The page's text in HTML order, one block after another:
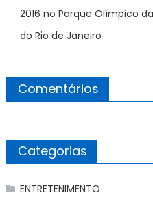
2016 no Parque Olímpico
do Rio de Janeiro
Comentários
Categorias
ENTRETENIMENTO